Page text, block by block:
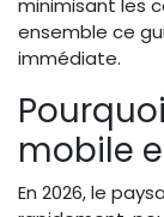
minimisant les
ensemble ce
immédiate.
mobile
En 2026, le